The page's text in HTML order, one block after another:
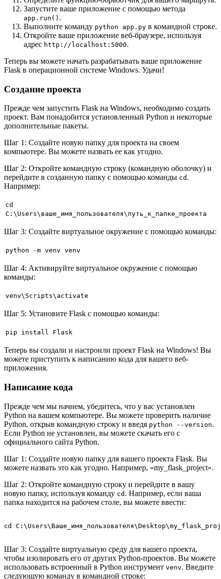
Запустите ваше приложение с помощью метода
app.run() .
Выполните команду python app.py в командной строке.
Откройте ваше приложение веб-браузере, используя
адрес http://localhost:5000.
Теперь вы можете начать разрабатывать ваше приложение
Flask в операционной системе Windows. Удачи!
Создание проекта
Прежде чем запустить Flask на Windows, необходимо создать
проект. Вам понадобится установленный Python и некоторые
дополнительные пакеты.
Шаг 1: Создайте новую папку для проекта на своем
компьютере. Вы можете назвать ее как угодно.
Шаг 2: Откройте командную строку (командную оболочку) и
перейдите в созданную папку с помощью команды cd .
Например:
cd
C:\Users\ваше_имя_пользователя\путь_к_папке_проекта
Шаг 3: Создайте виртуальное окружение с помощью команды:
python -m venv venv
Шаг 4: Активируйте виртуальное окружение с помощью
команды:
venv\Scripts\activate
Шаг 5: Установите Flask с помощью команды:
pip install Flask
Теперь вы создали и настроили проект Flask на Windows! Вы
можете приступить к написанию кода для вашего веб-
приложения.
Написание кода
Прежде чем мы начнем, убедитесь, что у вас установлен
Python на вашем компьютере. Вы можете проверить наличие
Python, открыв командную строку и введя python --version.
Если Python не установлен, вы можете скачать его с
официального сайта Python.
Шаг 1: Создайте новую папку для вашего проекта Flask. Вы
можете назвать это как угодно. Например, «my_flask_project».
Шаг 2: Откройте командную строку и перейдите в вашу
новую папку, используя команду cd . Например, если ваша
папка находится на рабочем столе, вы можете ввести:
Шаг 3: Создайте виртуальную среду для вашего проекта,
чтобы изолировать его от других Python-проектов. Вы можете
использовать встроенный в Python инструмент venv. Введите
следующую команду в командной строке: